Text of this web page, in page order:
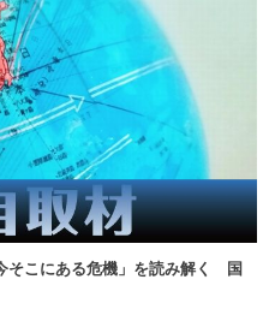
そこにある危機」を読み解く 国